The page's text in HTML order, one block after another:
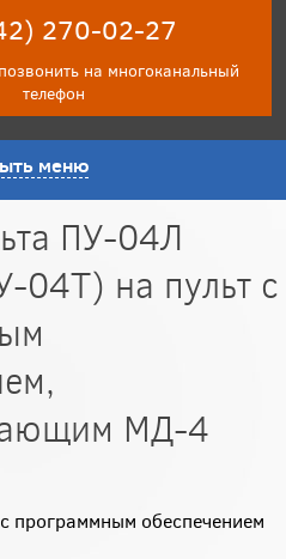
270-02-27
на многоканальный
телефон
меню
ПУ-04Л
04Т) на пульт с
МД-4
программным обеспечением